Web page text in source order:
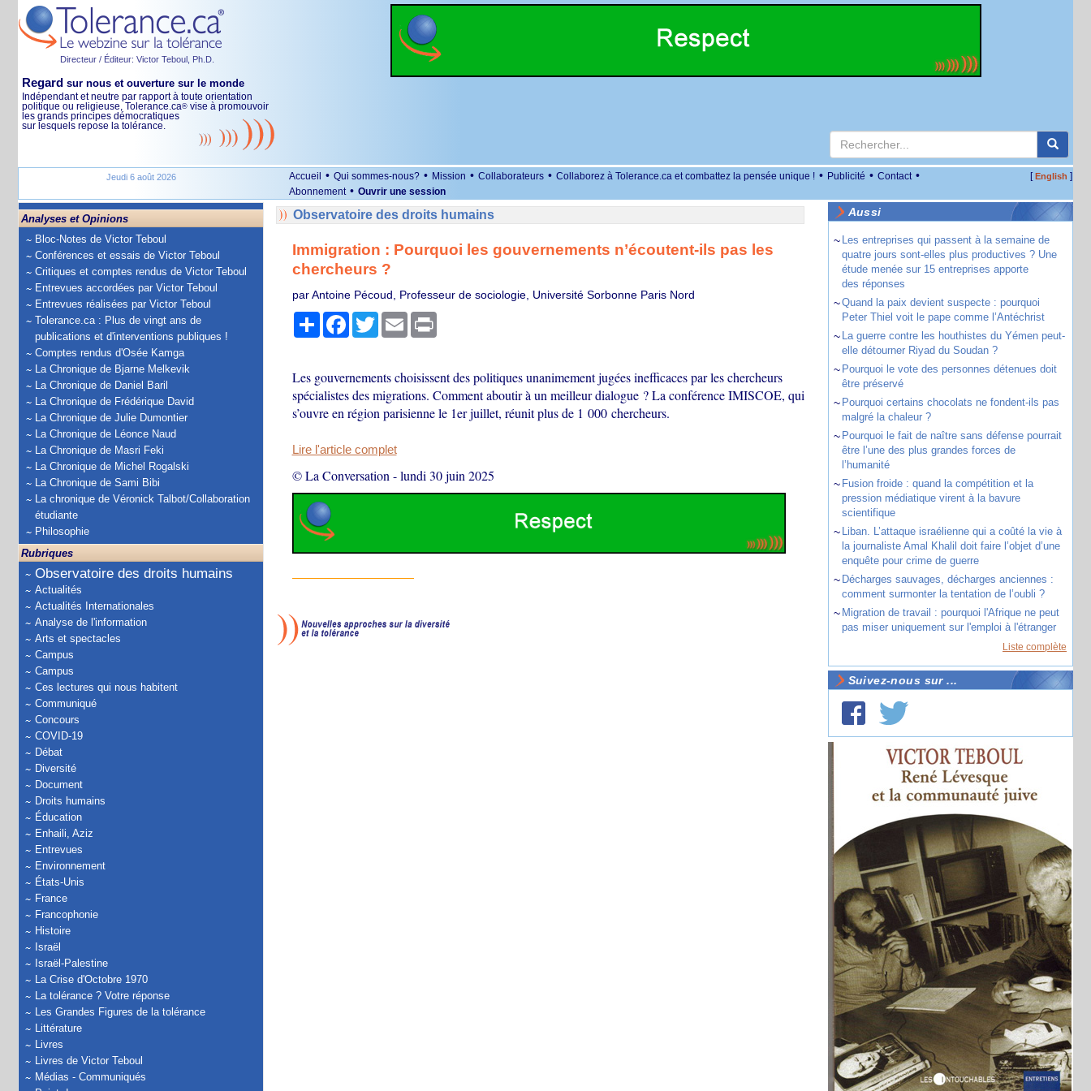
Directeur / Éditeur: Victor Teboul, Ph.D.
Regard sur nous et ouverture sur le monde
Indépendant et neutre par rapport à toute orientation
politique ou religieuse, Tolerance.ca® vise à promouvoir
les grands principes démocratiques
sur lesquels repose la tolérance.
Jeudi 6 août 2026 Accueil • Qui sommes-nous? • Mission • Collaborateurs • Collaborez à Tolerance.ca et combattez la pensée unique ! • Publicité • Contact •
Abonnement • Ouvrir une session
[English ]
Analyses et Opinions
Bloc-Notes de Victor Teboul
Conférences et essais de Victor Teboul
Critiques et comptes rendus de Victor Teboul
Entrevues accordées par Victor Teboul
Entrevues réalisées par Victor Teboul
Tolerance.ca : Plus de vingt ans de
publications et d'interventions publiques !
Comptes rendus d'Osée Kamga
La Chronique de Bjarne Melkevik
La Chronique de Daniel Baril
La Chronique de Frédérique David
La Chronique de Julie Dumontier
La Chronique de Léonce Naud
La Chronique de Masri Feki
La Chronique de Michel Rogalski
La Chronique de Sami Bibi
La chronique de Véronick Talbot/Collaboration
étudiante
Philosophie
Rubriques
Observatoire des droits humains
Actualités
Actualités Internationales
Analyse de l'information
Arts et spectacles
Campus
Campus
Ces lectures qui nous habitent
Communiqué
Concours
COVID-19
Débat
Diversité
Document
Droits humains
Éducation
Enhaili, Aziz
Entrevues
Environnement
États-Unis
France
Francophonie
Histoire
Israël
Israël-Palestine
La Crise d'Octobre 1970
La tolérance ? Votre réponse
Les Grandes Figures de la tolérance
Littérature
Livres
Livres de Victor Teboul
Médias - Communiqués
Observatoire des droits humains
Immigration : Pourquoi les gouvernements n’écoutent-ils pas les
chercheurs ?
par Antoine Pécoud, Professeur de sociologie, Université Sorbonne Paris Nord
PartagerFacebook
TwitterEmail Print
Les gouvernements choisissent des politiques unanimement jugées inefficaces par les chercheurs
spécialistes des migrations. Comment aboutir à un meilleur dialogue ? La conférence IMISCOE, qui
s’ouvre en région parisienne le 1er juillet, réunit plus de 1 000 chercheurs.
Lire l'article complet
© La Conversation -lundi 30 juin 2025
Aussi
~ Les entreprises qui passent à la semaine de
quatre jours sont-elles plus productives ? Une
étude menée sur 15 entreprises apporte
des réponses
~Quand la paix devient suspecte : pourquoi
Peter Thiel voit le pape comme l’Antéchrist
~ La guerre contre les houthistes du Yémen peut-
elle détourner Riyad du Soudan ?
~ Pourquoi le vote des personnes détenues doit
être préservé
~ Pourquoi certains chocolats ne fondent-ils pas
malgré la chaleur ?
~ Pourquoi le fait de naître sans défense pourrait
être l’une des plus grandes forces de
l’humanité
~ Fusion froide : quand la compétition et la
pression médiatique virent à la bavure
scientifique
~ Liban. L’attaque israélienne qui a coûté la vie à
la journaliste Amal Khalil doit faire l’objet d’une
enquête pour crime de guerre
~ Décharges sauvages, décharges anciennes :
comment surmonter la tentation de l’oubli ?
~ Migration de travail : pourquoi l'Afrique ne peut
pas miser uniquement sur l'emploi à l'étranger
Liste complète
Suivez-nous sur ...